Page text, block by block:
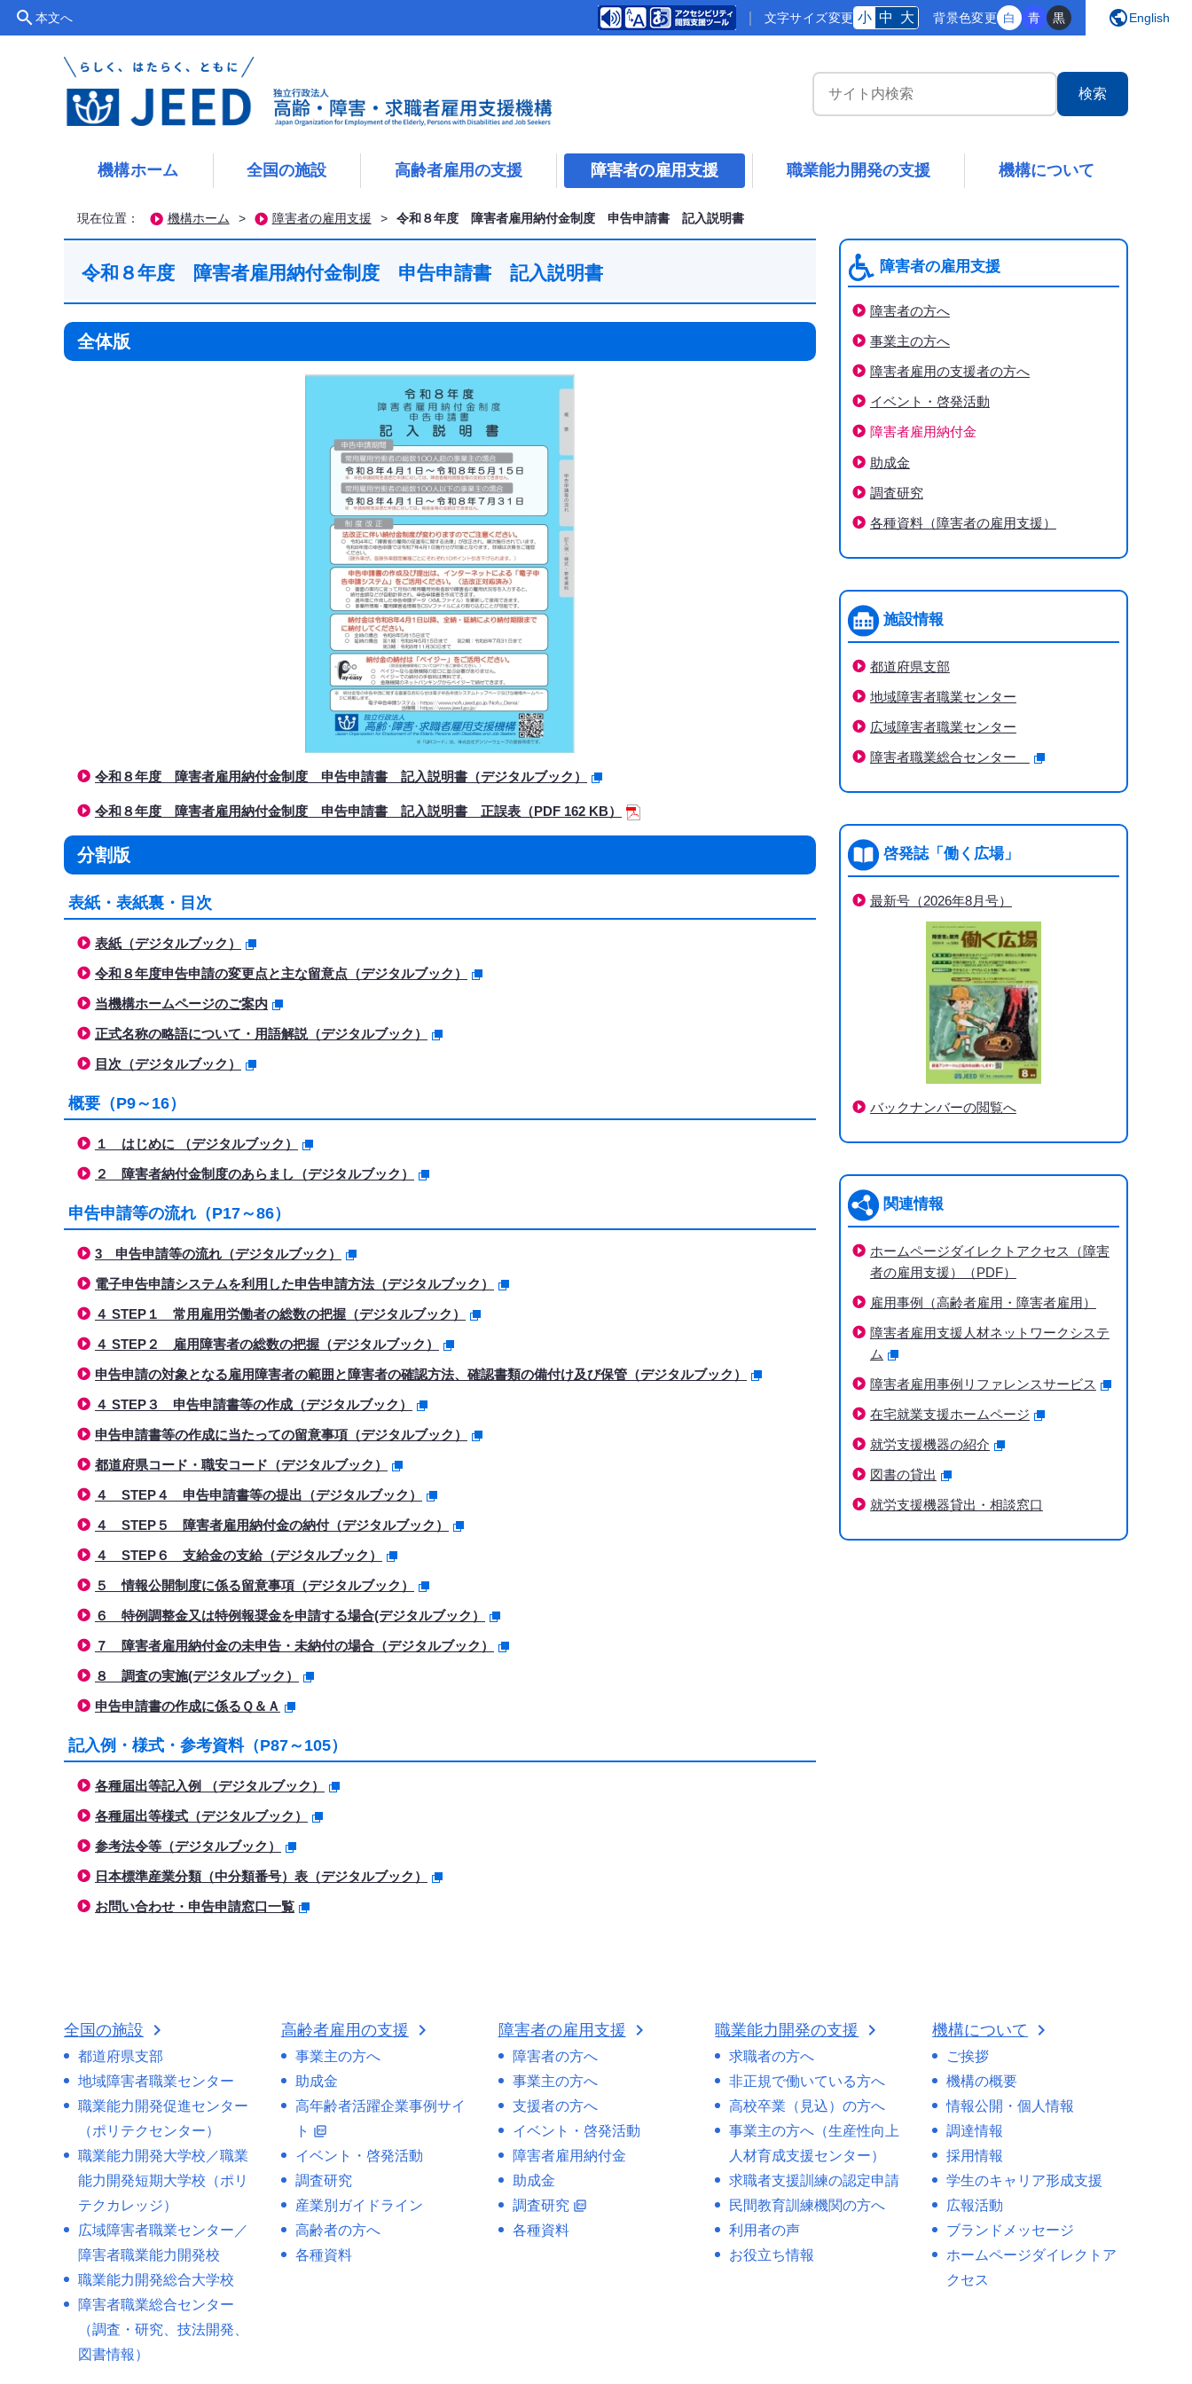
search本文へ 文字サイズ変更 小 中 大 背景色変更 白 青 黒 publicEnglish
サイト内検索
機構ホーム 全国の施設 高齢者雇用の支援 障害者の雇用支援 職業能力開発の支援 機構について
現在位置： 機構ホーム > 障害者の雇用支援 > 令和８年度 障害者雇用納付金制度 申告申請書 記入説明書
令和８年度 障害者雇用納付金制度 申告申請書 記入説明書
全体版
令和８年度 障害者雇用納付金制度 申告申請書 記入説明書（デジタルブック）
令和８年度 障害者雇用納付金制度 申告申請書 記入説明書 正誤表（PDF 162 KB）
分割版
表紙・表紙裏・目次
表紙（デジタルブック）
令和８年度申告申請の変更点と主な留意点（デジタルブック）
当機構ホームページのご案内
正式名称の略語について・用語解説（デジタルブック）
目次（デジタルブック）
概要（P9～16）
１ はじめに （デジタルブック）
２ 障害者納付金制度のあらまし（デジタルブック）
申告申請等の流れ（P17～86）
3 申告申請等の流れ（デジタルブック）
電子申告申請システムを利用した申告申請方法（デジタルブック）
４ STEP１ 常用雇用労働者の総数の把握（デジタルブック）
４ STEP２ 雇用障害者の総数の把握（デジタルブック）
申告申請の対象となる雇用障害者の範囲と障害者の確認方法、確認書類の備付け及び保管（デジタルブック）
４ STEP３ 申告申請書等の作成（デジタルブック）
申告申請書等の作成に当たっての留意事項（デジタルブック）
都道府県コード・職安コード（デジタルブック）
４ STEP４ 申告申請書等の提出（デジタルブック）
４ STEP５ 障害者雇用納付金の納付（デジタルブック）
４ STEP６ 支給金の支給（デジタルブック）
５ 情報公開制度に係る留意事項（デジタルブック）
６ 特例調整金又は特例報奨金を申請する場合(デジタルブック）
７ 障害者雇用納付金の未申告・未納付の場合（デジタルブック）
８ 調査の実施(デジタルブック）
申告申請書の作成に係るＱ＆Ａ
記入例・様式・参考資料（P87～105）
各種届出等記入例 （デジタルブック）
各種届出等様式（デジタルブック）
参考法令等（デジタルブック）
日本標準産業分類（中分類番号）表（デジタルブック）
お問い合わせ・申告申請窓口一覧
障害者の雇用支援
障害者の方へ
事業主の方へ
障害者雇用の支援者の方へ
イベント・啓発活動
障害者雇用納付金
下階層ページがない場合、項目は表示されません
助成金
調査研究
各種資料（障害者の雇用支援）
施設情報
都道府県支部
地域障害者職業センター
広域障害者職業センター
障害者職業総合センター
啓発誌「働く広場」
最新号（2026年8月号）
バックナンバーの閲覧へ
関連情報
ホームページダイレクトアクセス（障害
者の雇用支援）（PDF）
雇用事例（高齢者雇用・障害者雇用）
障害者雇用支援人材ネットワークシステ
ム
障害者雇用事例リファレンスサービス
在宅就業支援ホームページ
就労支援機器の紹介
図書の貸出
就労支援機器貸出・相談窓口
全国の施設
都道府県支部
地域障害者職業センター
職業能力開発促進センター
（ポリテクセンター）
職業能力開発大学校／職業
能力開発短期大学校（ポリ
テクカレッジ）
広域障害者職業センター／
障害者職業能力開発校
職業能力開発総合大学校
障害者職業総合センター
（調査・研究、技法開発、
図書情報）
高齢者雇用の支援
事業主の方へ
助成金
高年齢者活躍企業事例サイ
ト picture_as_pdf
イベント・啓発活動
調査研究
産業別ガイドライン
高齢者の方へ
各種資料
障害者の雇用支援
障害者の方へ
事業主の方へ
支援者の方へ
イベント・啓発活動
障害者雇用納付金
助成金
調査研究 picture_as_pdf
各種資料
職業能力開発の支援
求職者の方へ
非正規で働いている方へ
高校卒業（見込）の方へ
事業主の方へ（生産性向上
人材育成支援センター）
求職者支援訓練の認定申請
民間教育訓練機関の方へ
利用者の声
お役立ち情報
機構について
ご挨拶
機構の概要
情報公開・個人情報
調達情報
採用情報
学生のキャリア形成支援
広報活動
ブランドメッセージ
ホームページダイレクトア
クセス